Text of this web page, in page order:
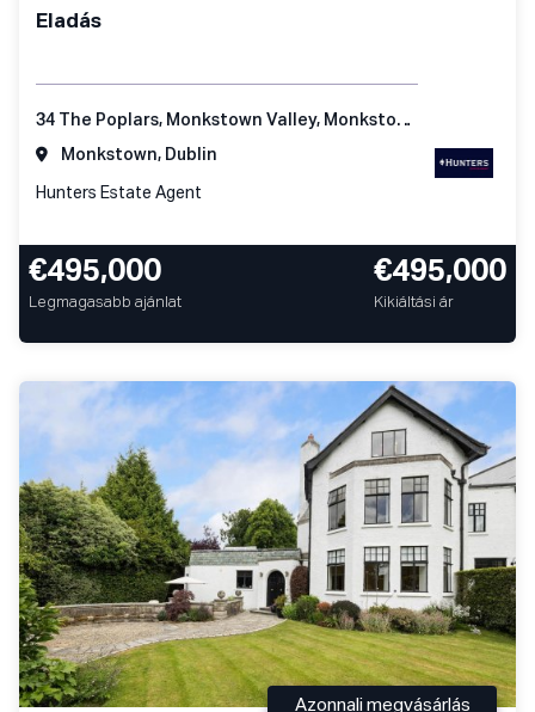
Eladás
34 The Poplars, Monkstown Valley, Monkstown, Co Dublin
Monkstown, Dublin
Hunters Estate Agent
€495,000
Legmagasabb ajánlat
€495,000
Kikiáltási ár
Azonnali megvásárlás